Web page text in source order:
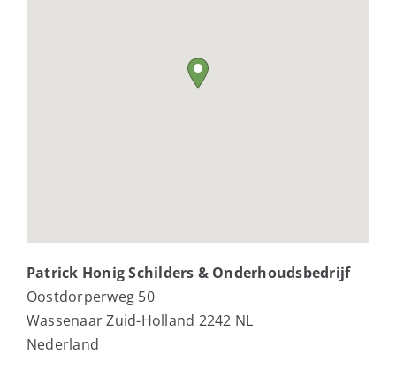
Patrick Honig Schilders & Onderhoudsbedrijf
Oostdorperweg 50
WassenaarZuid-Holland 2242 NL
Nederland